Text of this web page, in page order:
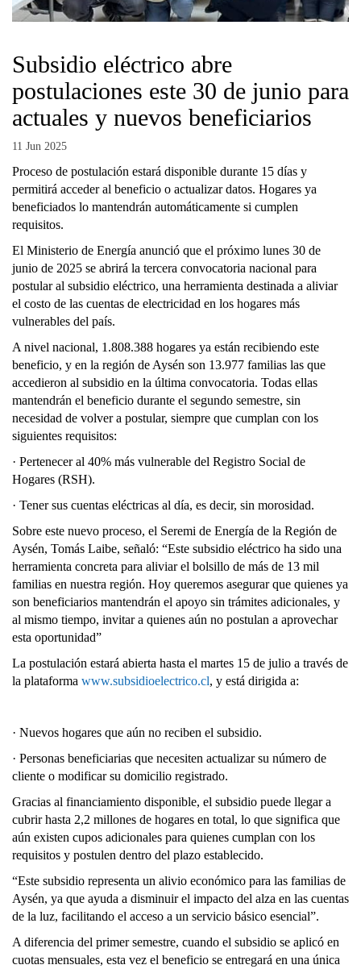
Subsidio eléctrico abre
postulaciones este 30 de junio para
actuales y nuevos beneficiarios
11 Jun 2025
Proceso de postulación estará disponible durante 15 días y
permitirá acceder al beneficio o actualizar datos. Hogares ya
beneficiados lo mantendrán automáticamente si cumplen
requisitos.
El Ministerio de Energía anunció que el próximo lunes 30 de
junio de 2025 se abrirá la tercera convocatoria nacional para
postular al subsidio eléctrico, una herramienta destinada a aliviar
el costo de las cuentas de electricidad en los hogares más
vulnerables del país.
A nivel nacional, 1.808.388 hogares ya están recibiendo este
beneficio, y en la región de Aysén son 13.977 familias las que
accedieron al subsidio en la última convocatoria. Todas ellas
mantendrán el beneficio durante el segundo semestre, sin
necesidad de volver a postular, siempre que cumplan con los
siguientes requisitos:
· Pertenecer al 40% más vulnerable del Registro Social de
Hogares (RSH).
· Tener sus cuentas eléctricas al día, es decir, sin morosidad.
Sobre este nuevo proceso, el Seremi de Energía de la Región de
Aysén, Tomás Laibe, señaló: “Este subsidio eléctrico ha sido una
herramienta concreta para aliviar el bolsillo de más de 13 mil
familias en nuestra región. Hoy queremos asegurar que quienes ya
son beneficiarios mantendrán el apoyo sin trámites adicionales, y
al mismo tiempo, invitar a quienes aún no postulan a aprovechar
esta oportunidad”
La postulación estará abierta hasta el martes 15 de julio a través de
la plataforma www.subsidioelectrico.cl, y está dirigida a:
· Nuevos hogares que aún no reciben el subsidio.
· Personas beneficiarias que necesiten actualizar su número de
cliente o modificar su domicilio registrado.
Gracias al financiamiento disponible, el subsidio puede llegar a
cubrir hasta 2,2 millones de hogares en total, lo que significa que
aún existen cupos adicionales para quienes cumplan con los
requisitos y postulen dentro del plazo establecido.
“Este subsidio representa un alivio económico para las familias de
Aysén, ya que ayuda a disminuir el impacto del alza en las cuentas
de la luz, facilitando el acceso a un servicio básico esencial”.
A diferencia del primer semestre, cuando el subsidio se aplicó en
cuotas mensuales, esta vez el beneficio se entregará en una única